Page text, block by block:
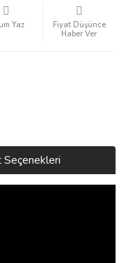
Yaz
Fiyat Düşünce
Haber Ver
Seçenekleri